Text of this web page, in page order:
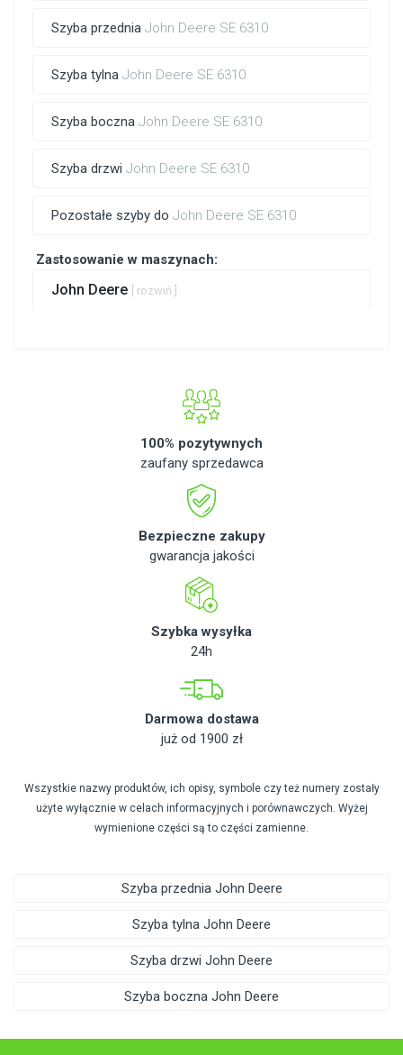
Szyba przednia John Deere SE 6310
Szyba tylna John Deere SE 6310
Szyba boczna John Deere SE 6310
Szyba drzwi John Deere SE 6310
Pozostałe szyby do John Deere SE 6310
Zastosowanie w maszynach:
John Deere [ rozwiń ]
100% pozytywnych
zaufany sprzedawca
Bezpieczne zakupy
gwarancja jakości
Szybka wysyłka
24h
Darmowa dostawa
już od 1900 zł
Wszystkie nazwy produktów, ich opisy, symbole czy też numery zostały
użyte wyłącznie w celach informacyjnych i porównawczych. Wyżej
wymienione części są to części zamienne.
Szyba przednia John Deere
Szyba tylna John Deere
Szyba drzwi John Deere
Szyba boczna John Deere